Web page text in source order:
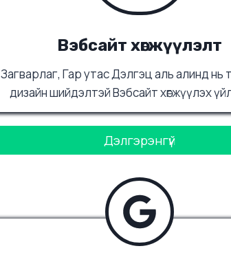
Вэбсайт хөгжүүлэлт
Загварлаг, Гар утас Дэлгэц аль алинд нь
дизайн шийдэлтэй Вэбсайт хөгжүүлэх
Дэлгэрэнгүй